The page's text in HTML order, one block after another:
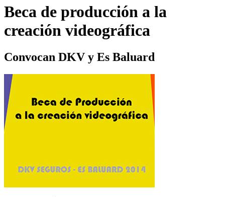
Beca de producción a la
creación videográfica
Convocan DKV y Es Baluard